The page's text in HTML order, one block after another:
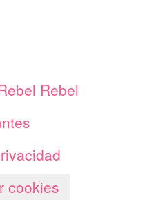
Rebel
cookies